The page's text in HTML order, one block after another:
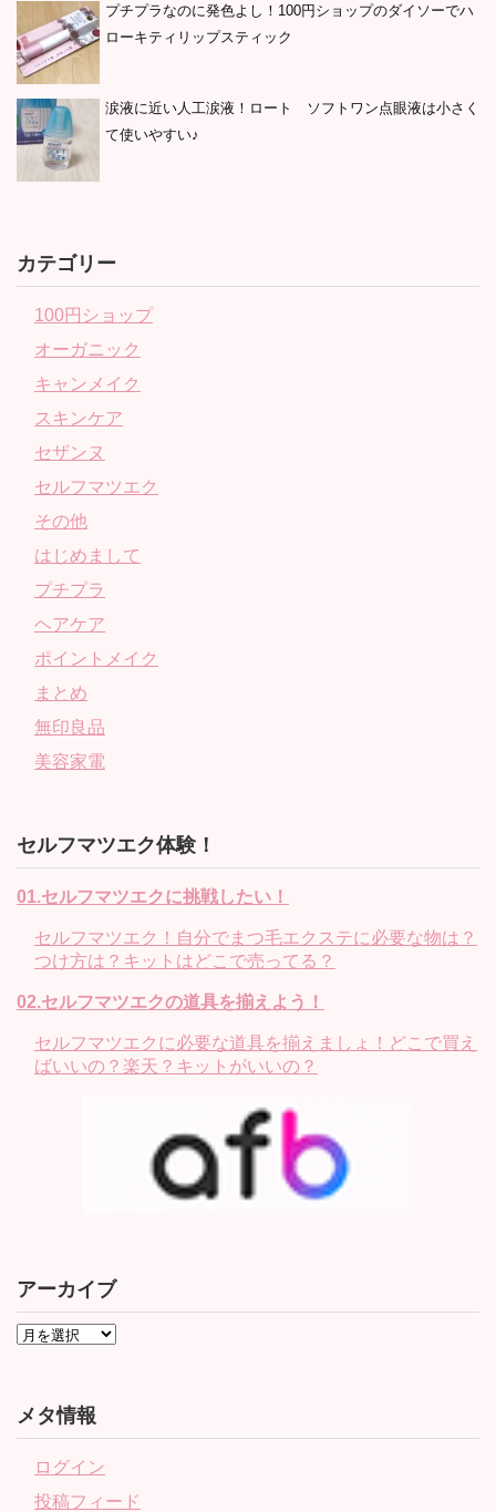
プチプラなのに発色よし！100円ショップのダイソーでハ
ローキティリップスティック
涙液に近い人工涙液！ロート ソフトワン点眼液は小さく
て使いやすい♪
カテゴリー
100円ショップ
オーガニック
キャンメイク
スキンケア
セザンヌ
セルフマツエク
その他
はじめまして
プチプラ
ヘアケア
ポイントメイク
まとめ
無印良品
美容家電
セルフマツエク体験！
01.セルフマツエクに挑戦したい！
セルフマツエク！自分でまつ毛エクステに必要な物は？
つけ方は？キットはどこで売ってる？
02.セルフマツエクの道具を揃えよう！
セルフマツエクに必要な道具を揃えましょ！どこで買え
ばいいの？楽天？キットがいいの？
アーカイブ
メタ情報
ログイン
投稿フィード